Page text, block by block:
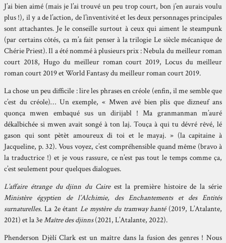
J’ai bien aimé (mais je l’ai trouvé un peu trop court, bon j’en aurais voulu
plus !), il y a de l’action, de l’inventivité et les deux personnages principales
sont attachantes. Je le conseille surtout à ceux qui aiment le steampunk
(par certains côtés, ça m’a fait penser à la trilogie Le siècle mécanique de
Chérie Priest). Il a été nommé à plusieurs prix : Nebula du meilleur roman
court 2018, Hugo du meilleur roman court 2019, Locus du meilleur
roman court 2019 et World Fantasy du meilleur roman court 2019.
La chose un peu difficile : lire les phrases en créole (enfin, il me semble que
c’est du créole)… Un exemple, « Mwen avé bien plis que dizneuf ans
quonça mwen embaqué sus un dirijabl ! Ma granmanman m’auré
dékalbichée si mwen avait songé à ton laj. Touça à qui tu dévré rêvé, lé
gason qui sont pètèt amoureux di toi et le mayaj. » (la capitaine à
Jacqueline, p. 32). Vous voyez, c’est compréhensible quand même (bravo à
la traductrice !) et je vous rassure, ce n’est pas tout le temps comme ça,
c’est seulement pour quelques dialogues.
L’affaire étrange du djinn du Caireest la première histoire de la série
Ministère égyptien de l’Alchimie, des Enchantements et des Entités
surnaturelles. La 2e étantLe mystère du tramway hanté(2019, L’Atalante,
2021) et la 3eMaître des djinns(2021, L’Atalante, 2022).
Phenderson Djèlí Clark est un maître dans la fusion des genres ! Nous